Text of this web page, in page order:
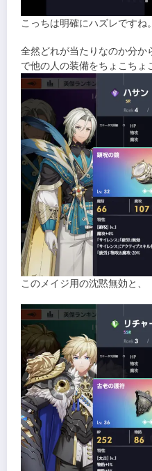
こっちは明確にハズレですね。
全然どれが当たりなのか分
で他の人の装備をちょこちょ
このメイジ用の沈黙無効と、